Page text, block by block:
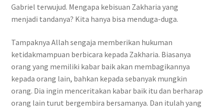
Gabriel terwujud. Mengapa kebisuan Zakharia yang
menjadi tandanya? Kita hanya bisa menduga-duga.
Tampaknya Allah sengaja memberikan hukuman
ketidakmampuan berbicara kepada Zakharia. Biasanya
orang yang memiliki kabar baik akan membagikannya
kepada orang lain, bahkan kepada sebanyak mungkin
orang. Dia ingin menceritakan kabar baik itu dan berharap
orang lain turut bergembira bersamanya. Dan itulah yang